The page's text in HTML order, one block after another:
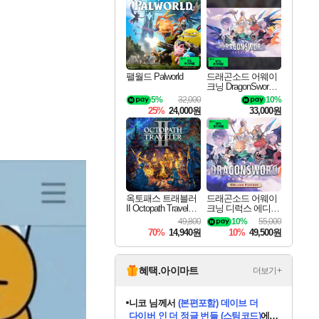
최대 90% 할인가를 만나보세요!
네이버혜택과 함께 만나보세요!
50%할인&추가 적립까지!
네이버 혜택가와 함께 예약하세요!
할인&네이버혜택으로 만나보세요!
네이버페이 혜택과 만나보세요!
40주년 프로모션으로 만나보세요!
할인가에 만나보세요!
일부 에디션 상시 할인!
혜택으로 예약 판매 중
편안하게 충전하세요
팰월드 Palworld
32,000
5%
25% 24,000원
드래곤소드 어웨이
크닝 DragonSword A
10%
33,000원
옥토패스 트래블러
II Octopath Traveler I
49,800
70% 14,940원
드래곤소드 어웨이
크닝 디럭스 에디션
DragonSword Awake
ning Deluxe Edition
55,000
10%
10% 49,500원
혜택.아이마트 더보기+
니코님께서 (본편포함) 데이브 더
다이버 인 더 정글 번들 (스팀코드)에